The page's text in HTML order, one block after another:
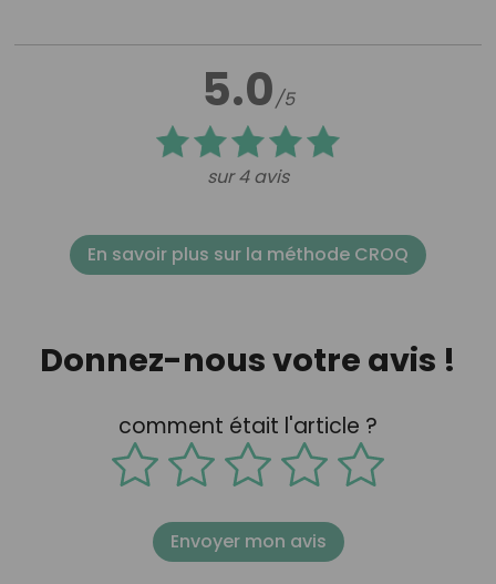
5.0/5
sur 4 avis
En savoir plus sur la méthode CROQ
Donnez-nous votre avis !
comment était l'article ?
Envoyer mon avis